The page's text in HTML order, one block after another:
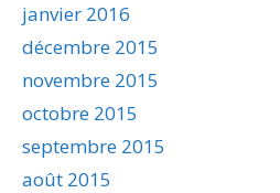
janvier 2016
décembre 2015
novembre 2015
octobre 2015
septembre 2015
août 2015